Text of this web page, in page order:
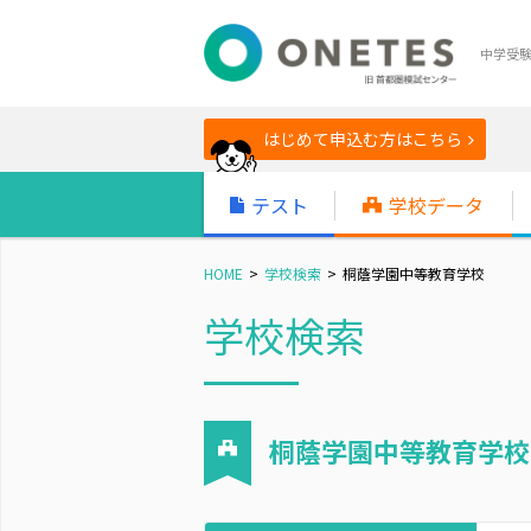
中学受
はじめて申込む方はこちら
テスト 学校データ
HOME 学校検索 桐蔭学園中等教育学校
学校検索
桐蔭学園中等教育学校